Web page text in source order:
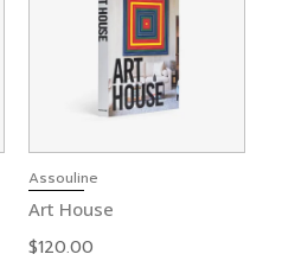
Assouline
Art House
$120.00